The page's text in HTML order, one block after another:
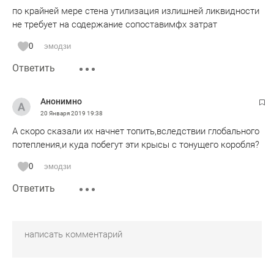
по крайней мере стена утилизация излишней ликвидности
не требует на содержание сопоставимфх затрат
0 эмодзи
Ответить
Анонимно
20 Января 2019 19:38
А скоро сказали их начнет топить,вследствии глобального
потепления,и куда побегут эти крысы с тонущего коробля?
0 эмодзи
Ответить